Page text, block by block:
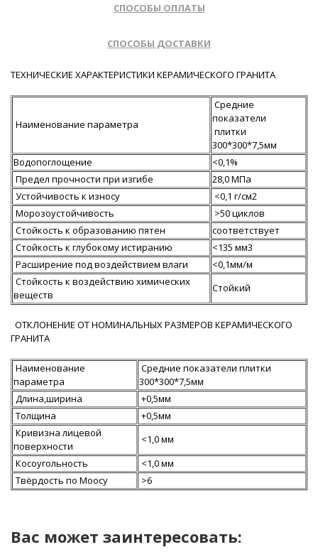
СПОСОБЫ ОПЛАТЫ
СПОСОБЫ ДОСТАВКИ
ТЕХНИЧЕСКИЕ ХАРАКТЕРИСТИКИ КЕРАМИЧЕСКОГО ГРАНИТА
Наименование параметра
Средние
показатели
плитки
300*300*7,5мм
Водопоглощение
<0,1%
Предел прочности при изгибе
28,0 MПа
Устойчивость к износу
<0,1 г/см2
Морозоустойчивость
>50 циклов
Стойкость к образованию пятен
соответствует
Стойкость к глубокому истиранию
<135 мм3
Расширение под воздействием влаги
<0,1мм/м
Стойкость к воздействию химических
веществ
Стойкий
ОТКЛОНЕНИЕ ОТ НОМИНАЛЬНЫХ РАЗМЕРОВ КЕРАМИЧЕСКОГО
ГРАНИТА
Наименование
параметра
Средние показатели плитки
300*300*7,5мм
Длина,ширина
+0,5мм
Толщина
+0,5мм
Кривизна лицевой
поверхности
<1,0 мм
Косоугольность
<1,0 мм
Твёрдость по Моосу
>6
Вас может заинтересовать: